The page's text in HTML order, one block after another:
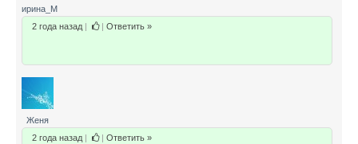
ирина_М
2 года назад | | Ответить »
Женя
2 года назад | | Ответить »